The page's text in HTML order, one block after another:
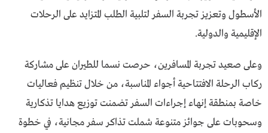
الأسطول وتعزيز تجربة السفر لتلبية الطلب المتزايد على الرحلات
الإقليمية والدولية.
وعلى صعيد تجربة المسافرين، حرصت نسما للطيران على مشاركة
ركاب الرحلة الافتتاحية أجواء المناسبة، من خلال تنظيم فعاليات
خاصة بمنطقة إنهاء إجراءات السفر تضمنت توزيع هدايا تذكارية
وسحوبات على جوائز متنوعة شملت تذاكر سفر مجانية، في خطوة